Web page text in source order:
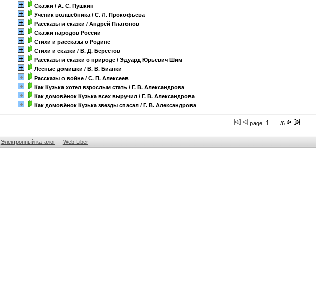
Сказки / А. С. Пушкин
Ученик волшебника/ С. Л. Прокофьева
Рассказы и сказки / Андрей Платонов
Сказки народов России
Стихи и рассказы о Родине
Стихи и сказки / В. Д. Берестов
Рассказы и сказки о природе/ Эдуард Юрьевич Шим
Лесные домишки / В. В. Бианки
Рассказы о войне/ С. П. Алексеев
Как Кузька хотел взрослым стать/ Г. В. Александрова
Как домовёнок Кузька всех выручил/ Г. В. Александрова
Как домовёнок Кузька звезды спасал/ Г. В. Александрова
page /6
Электронный каталог Web-Liber